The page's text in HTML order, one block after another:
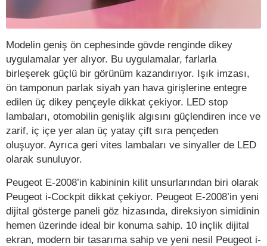
Modelin geniş ön cephesinde gövde renginde dikey
uygulamalar yer alıyor. Bu uygulamalar, farlarla
birleşerek güçlü bir görünüm kazandırıyor. Işık imzası,
ön tamponun parlak siyah yan hava girişlerine entegre
edilen üç dikey pençeyle dikkat çekiyor. LED stop
lambaları, otomobilin genişlik algısını güçlendiren ince ve
zarif, iç içe yer alan üç yatay çift sıra pençeden
oluşuyor. Ayrıca geri vites lambaları ve sinyaller de LED
olarak sunuluyor.
Peugeot E-2008’in kabininin kilit unsurlarından biri olarak
Peugeot i-Cockpit dikkat çekiyor. Peugeot E-2008’in yeni
dijital gösterge paneli göz hizasında, direksiyon simidinin
hemen üzerinde ideal bir konuma sahip. 10 inçlik dijital
ekran, modern bir tasarıma sahip ve yeni nesil Peugeot i-